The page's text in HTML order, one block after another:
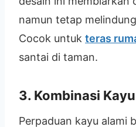
namun tetap
Cocok untuk teras
santai di taman.
3. Kombinasi
Perpaduan kayu alami